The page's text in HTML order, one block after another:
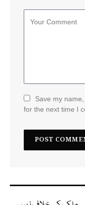
Save my
for the next time I